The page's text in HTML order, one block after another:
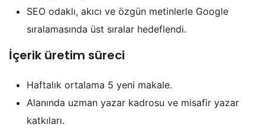
SEO odaklı, akıcı ve özgün metinlerle Google
sıralamasında üst sıralar hedeflendi.
İçerik üretim süreci
Haftalık ortalama 5 yeni makale.
Alanında uzman yazar kadrosu ve misafir yazar
katkıları.